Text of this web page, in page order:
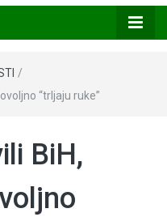
/
“trljaju ruke”
BiH,